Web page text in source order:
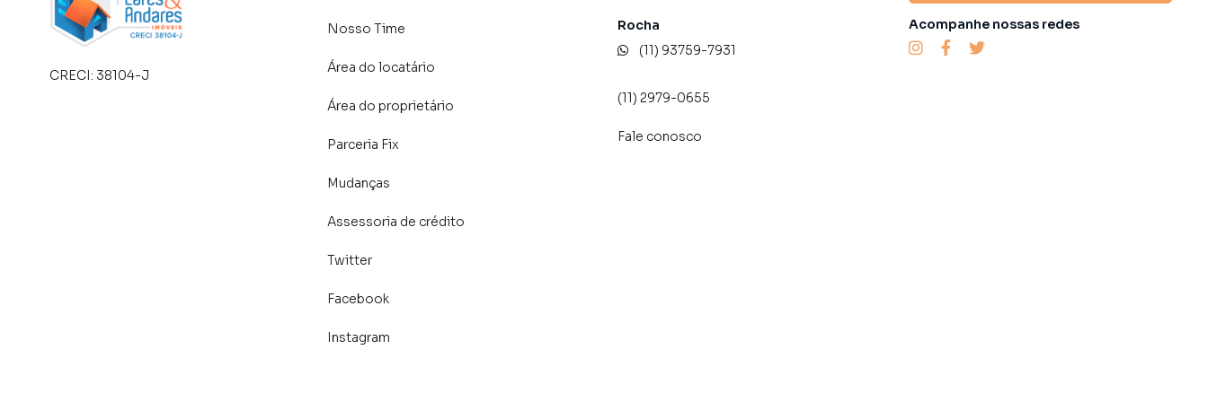
CRECI: 38104-J
Nosso Time
Área do locatário
Área do proprietário
Parceria Fix
Mudanças
Assessoria de crédito
Twitter
Facebook
Instagram
Rocha
(11) 93759-7931
(11) 2979-0655
Fale conosco
Acompanhe nossas redes